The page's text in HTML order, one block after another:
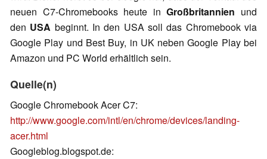
neuen C7-Chromebooks heute inGroßbritannien und
den USA beginnt. In den USA soll das Chromebook via
Google Play und Best Buy, in UK neben Google Play bei
Amazon und PC World erhältlich sein.
Quelle(n)
Google Chromebook Acer C7:
http://www.google.com/intl/en/chrome/devices/landing-
acer.html
Googleblog.blogspot.de: